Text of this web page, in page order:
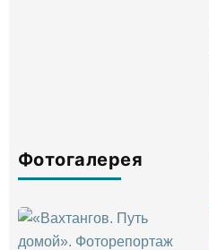
Фотогалерея